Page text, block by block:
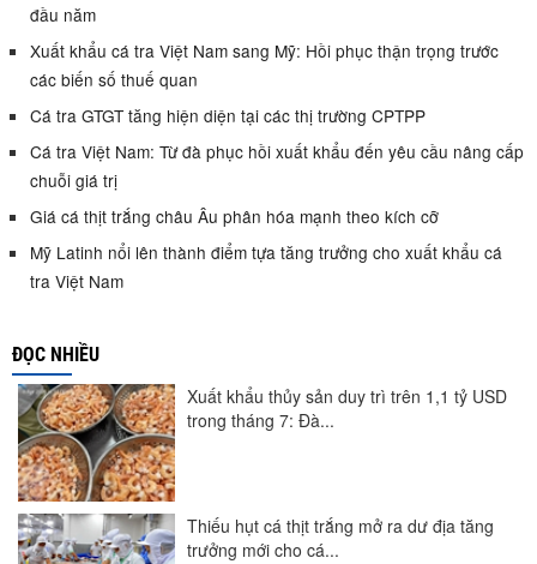
đầu năm
Xuất khẩu cá tra Việt Nam sang Mỹ: Hồi phục thận trọng trước
các biến số thuế quan
Cá tra GTGT tăng hiện diện tại các thị trường CPTPP
Cá tra Việt Nam: Từ đà phục hồi xuất khẩu đến yêu cầu nâng cấp
chuỗi giá trị
Giá cá thịt trắng châu Âu phân hóa mạnh theo kích cỡ
Mỹ Latinh nổi lên thành điểm tựa tăng trưởng cho xuất khẩu cá
tra Việt Nam
ĐỌC NHIỀU
Xuất khẩu thủy sản duy trì trên 1,1 tỷ USD
trong tháng 7: Đà...
Thiếu hụt cá thịt trắng mở ra dư địa tăng
trưởng mới cho cá...